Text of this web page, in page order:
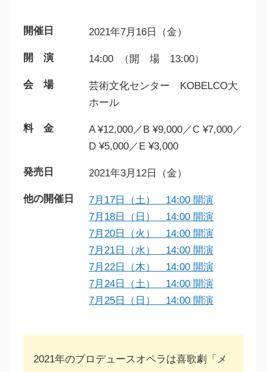
開催日 2021年7月16日（金）
開 演 14:00 （開 場 13:00）
会 場
芸術文化センター KOBELCO大
ホール
料 金
A ¥12,000／B ¥9,000／C ¥7,000／
D ¥5,000／E ¥3,000
発売日 2021年3月12日（金）
他の開催日
7月17日（土） 14:00 開演
7月18日（日） 14:00 開演
7月20日（火） 14:00 開演
7月21日（水） 14:00 開演
7月22日（木） 14:00 開演
7月24日（土） 14:00 開演
7月25日（日） 14:00 開演
2021年のプロデュースオペラは喜歌劇「メ